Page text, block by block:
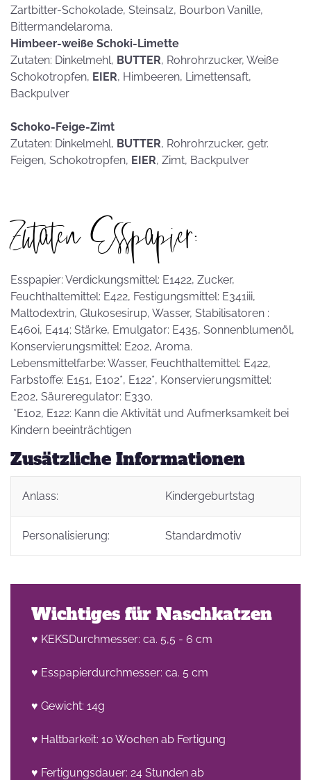
Zartbitter-Schokolade, Steinsalz, Bourbon Vanille,
Bittermandelaroma.
Himbeer-weiße Schoki-Limette
Zutaten: Dinkelmehl, BUTTER, Rohrohrzucker, Weiße
Schokotropfen, EIER, Himbeeren, Limettensaft,
Backpulver
Schoko-Feige-Zimt
Zutaten: Dinkelmehl, BUTTER, Rohrohrzucker, getr.
Feigen, Schokotropfen, EIER, Zimt, Backpulver
Zutaten Esspapier:
Esspapier: Verdickungsmittel: E1422, Zucker,
Feuchthaltemittel: E422, Festigungsmittel: E341iii,
Maltodextrin, Glukosesirup, Wasser, Stabilisatoren :
E460i, E414; Stärke, Emulgator: E435, Sonnenblumenöl,
Konservierungsmittel: E202, Aroma.
Lebensmittelfarbe: Wasser, Feuchthaltemittel: E422,
Farbstoffe: E151, E102*, E122*, Konservierungsmittel:
E202, Säureregulator: E330.
*E102, E122: Kann die Aktivität und Aufmerksamkeit bei
Kindern beeinträchtigen
Zusätzliche Informationen
Anlass: Kindergeburtstag
Personalisierung: Standardmotiv
Wichtiges für Naschkatzen
♥ KEKSDurchmesser: ca. 5,5 - 6 cm
♥ Esspapierdurchmesser: ca. 5 cm
♥ Gewicht: 14g
♥ Haltbarkeit: 10 Wochen ab Fertigung
♥ Fertigungsdauer: 24 Stunden ab